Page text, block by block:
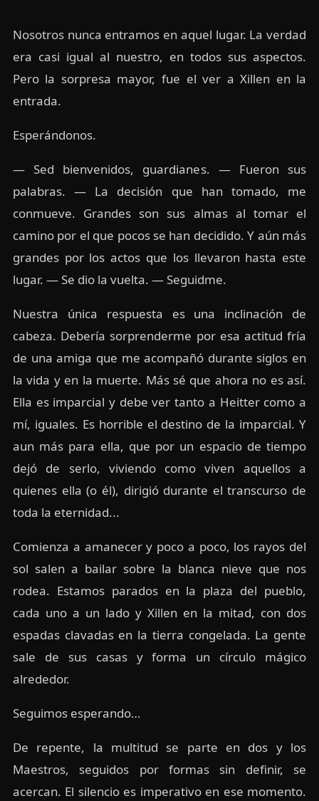
Nosotros nunca entramos en aquel lugar. La verdad
era casi igual al nuestro, en todos sus aspectos.
Pero la sorpresa mayor, fue el ver a Xillen en la
entrada.
Esperándonos.
— Sed bienvenidos, guardianes. — Fueron sus
palabras. — La decisión que han tomado, me
conmueve. Grandes son sus almas al tomar el
camino por el que pocos se han decidido. Y aún más
grandes por los actos que los llevaron hasta este
lugar. — Se dio la vuelta. — Seguidme.
Nuestra única respuesta es una inclinación de
cabeza. Debería sorprenderme por esa actitud fría
de una amiga que me acompañó durante siglos en
la vida y en la muerte. Más sé que ahora no es así.
Ella es imparcial y debe ver tanto a Heitter como a
mí, iguales. Es horrible el destino de la imparcial. Y
aun más para ella, que por un espacio de tiempo
dejó de serlo, viviendo como viven aquellos a
quienes ella (o él), dirigió durante el transcurso de
toda la eternidad...
Comienza a amanecer y poco a poco, los rayos del
sol salen a bailar sobre la blanca nieve que nos
rodea. Estamos parados en la plaza del pueblo,
cada uno a un lado y Xillen en la mitad, con dos
espadas clavadas en la tierra congelada. La gente
sale de sus casas y forma un círculo mágico
alrededor.
Seguimos esperando…
De repente, la multitud se parte en dos y los
Maestros, seguidos por formas sin definir, se
acercan. El silencio es imperativo en ese momento.